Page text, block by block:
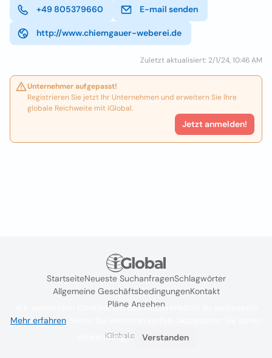
+49 805379660 E-mail senden
http://www.chiemgauer-weberei.de
Zuletzt aktualisiert: 2/1/24, 10:46 AM
Unternehmer aufgepasst!
Registrieren Sie jetzt Ihr Unternehmen und erweitern Sie Ihre
globale Reichweite mit iGlobal.
Jetzt anmelden!
StartseiteNeueste SuchanfragenSchlagwörter
Allgemeine GeschäftsbedingungenKontakt
Pläne Ansehen
iGlobal.co @ 2024
Wir verwenden Cookies, um das Nutzererlebnis zu verbessern
Mehr erfahren
Verwendung.
Verstanden